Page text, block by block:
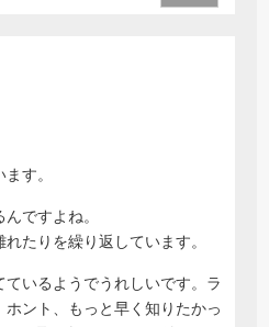
す。
ですよね。
たりを繰り返しています。
いるようでうれしいです。ラ
ント、もっと早く知りたかっ